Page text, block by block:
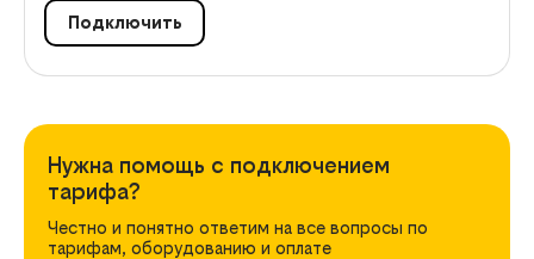
Подключить
Нужна помощь с подключением
тарифа?
Честно и понятно ответим на все вопросы по
тарифам, оборудованию и оплате